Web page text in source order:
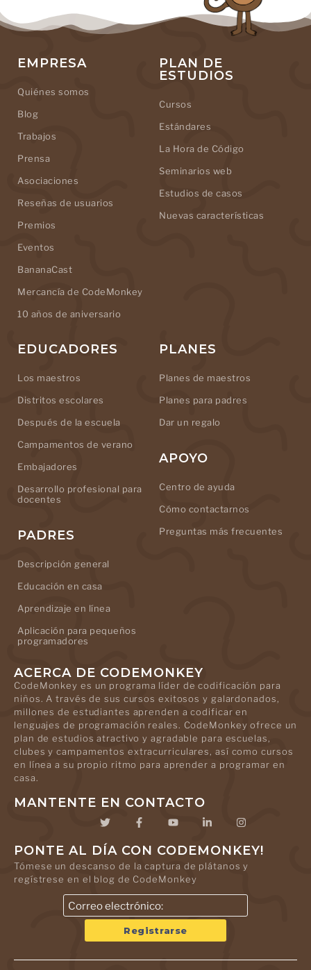
EMPRESA
Quiénes somos
Blog
Trabajos
Prensa
Asociaciones
Reseñas de usuarios
Premios
Eventos
BananaCast
Mercancía de CodeMonkey
10 años de aniversario
PLAN DE
ESTUDIOS
Cursos
Estándares
La Hora de Código
Seminarios web
Estudios de casos
Nuevas características
EDUCADORES
Los maestros
Distritos escolares
Después de la escuela
Campamentos de verano
Embajadores
Desarrollo profesional para
docentes
PADRES
Descripción general
Educación en casa
Aprendizaje en línea
Aplicación para pequeños
programadores
PLANES
Planes de maestros
Planes para padres
Dar un regalo
APOYO
Centro de ayuda
Cómo contactarnos
Preguntas más frecuentes
ACERCA DE CODEMONKEY
CodeMonkey es un programa líder de codificación para
niños. A través de sus cursos exitosos y galardonados,
millones de estudiantes aprenden a codificar en
lenguajes de programación reales. CodeMonkey ofrece un
plan de estudios atractivo y agradable para escuelas,
clubes y campamentos extracurriculares, así como cursos
en línea a su propio ritmo para aprender a programar en
casa.
MANTENTE EN CONTACTO
PONTE AL DÍA CON CODEMONKEY!
Tómese un descanso de la captura de plátanos y
regístrese en el blog de CodeMonkey